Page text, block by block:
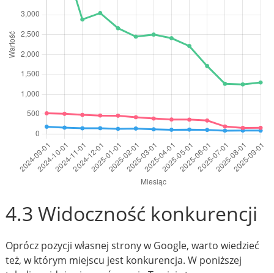
4.3 Widoczność konkurencji
Oprócz pozycji własnej strony w Google, warto wiedzieć
też, w którym miejscu jest konkurencja. W poniższej